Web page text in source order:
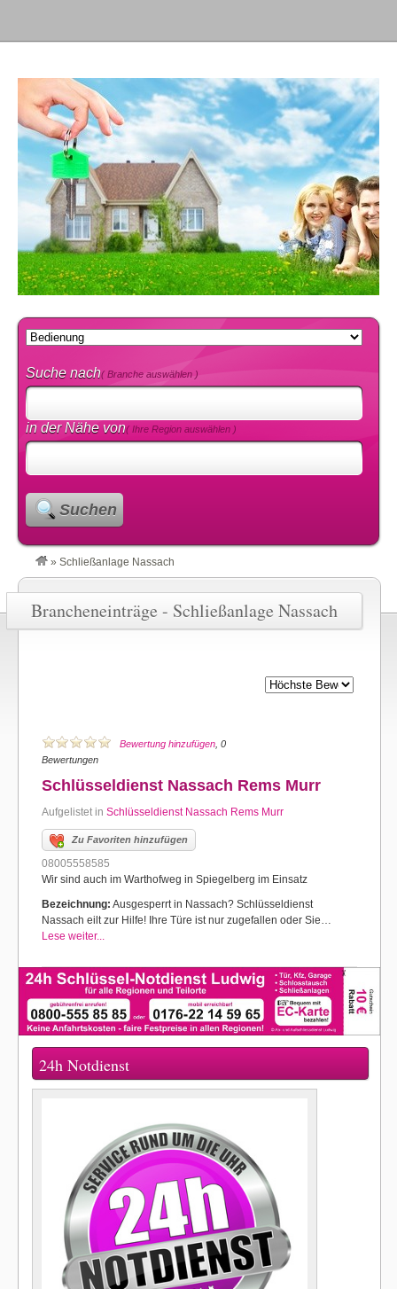
Suche nach( Branche auswählen )
in der Nähe von( Ihre Region auswählen )
Suchen
» Schließanlage Nassach
Brancheneinträge - Schließanlage Nassach
Bewertung hinzufügen , 0
Bewertungen
Schlüsseldienst Nassach Rems Murr
Aufgelistet in Schlüsseldienst Nassach Rems Murr
Zu Favoriten hinzufügen
08005558585
Wir sind auch im Warthofweg in Spiegelberg im Einsatz
Bezeichnung: Ausgesperrt in Nassach? Schlüsseldienst
Nassach eilt zur Hilfe! Ihre Türe ist nur zugefallen oder Sie…
Lese weiter...
24h Notdienst